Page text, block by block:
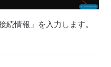
続情報」を入力します。